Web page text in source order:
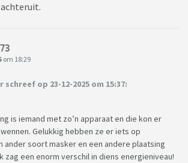
om 18:29
op 23-12-2025 om 15:37:
is iemand met zo’n apparaat en die kon er
Gelukkig hebben ze er iets op
ander soort masker en een andere plaatsing
zag een enorm verschil in diens energieniveau!